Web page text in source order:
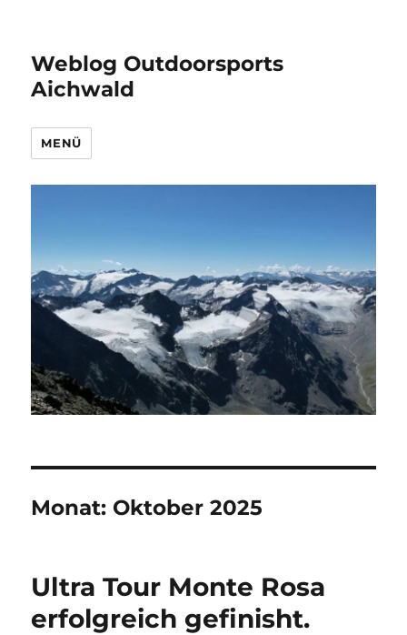
Weblog Outdoorsports
Aichwald
MENÜ
Monat: Oktober 2025
Ultra Tour Monte Rosa
erfolgreich gefinisht.